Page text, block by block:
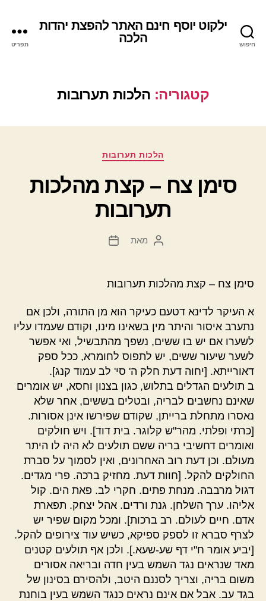
חיפוש
ילקוט יוסף חינם האתר להפצת יהדות
הלכה
תפריט
קטגוריה: הלכות תערובות
קטגוריות
הלכות תערובות
סימן צח – קצת מהלכות
תערובות
המחבר
מאת
תאריך
סימן צח – קצת מהלכות תערובות
א העיקר לדינא דטעם כעיקר הוא מן התורה, ולכן אם
נתערב איסור והיתר מין בשאינו מינו, וקודם שעמדו עליו
לשערו אם יש בו ששים, נשפך מהתבשיל, ואי אפשר
לשער שיעור ששים, יש לתפוס לחומרא, ככל ספק
דאורייתא. [יחוה דעת חלק ה' סי' לב עמוד קנג].
ב תולעים הגדלים בתלוש, כגון בצנון וחסא, יש אומרים
שאינם נחשבים לבריה, ובטלים בששים, אחר שלא
נאסרו מתחלת ברייתן, שקודם שפירשו אינן אסורות.
[כרתי ופלתי. מהר"ש קלוגר. בית דוד]. ויש חולקים
ואומרים דחשיבי בריה ששם תולעים לא היה לו היתר
מעולם. וכן דעת רוב האחרונים, ואין לסמוך על סברת
החולקים להקל. [חוות דעת. מחזיק ברכה. פרי מגדים.
דגול מרבבה. מנחת פתים. חקרי לב. פאת הים. קול
אליהו. ערך השלחן. גנת ורדים. אהל יצחק. תפארת
אדם. חיים לעולם. רב ברכות]. ומכל מקום שפיר יש
לצרף סברא זו לספק ספיקא, כשיש עוד צירופים להקל.
[יביע אומר ח"י דף שע-שעא.]. ולכן אף תולעים קטנים
מאד שנראים נגד השמש בעין חדה ובריאה אסורים
משום בריה, וצריך לסננם היטב, ולהסירם בסינון של
בגד עב. אבל אם אינם נראים כנגד השמש בעין בוחנת